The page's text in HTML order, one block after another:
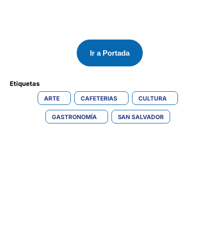
Ir a Portada
Etiquetas
ARTE CAFETERIAS CULTURA
GASTRONOMÍA SAN SALVADOR